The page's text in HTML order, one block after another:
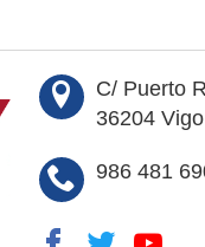
C/ Puerto
36204 Vigo
986 481